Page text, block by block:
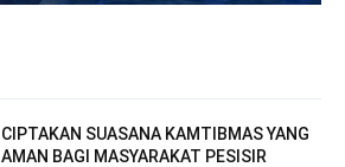
CIPTAKAN SUASANA KAMTIBMAS YANG
AMAN BAGI MASYARAKAT PESISIR